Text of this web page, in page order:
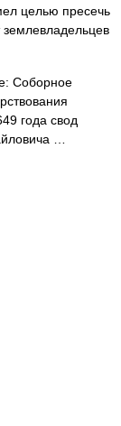
целью пресечь
землевладельцев
Соборное
года свод
…